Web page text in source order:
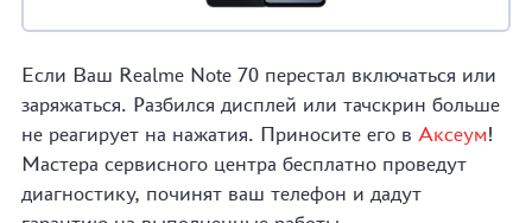
Если Ваш Realme Note 70 перестал включаться или
заряжаться. Разбился дисплей или тачскрин больше
не реагирует на нажатия. Приносите его в Аксеум!
Мастера сервисного центра бесплатно проведут
диагностику, починят ваш телефон и дадут